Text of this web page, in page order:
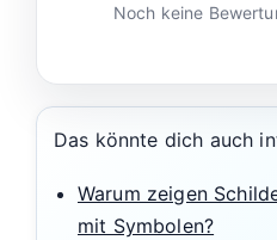
Noch keine
Das könnte dich auch
Warum zeigen
mit Symbolen?